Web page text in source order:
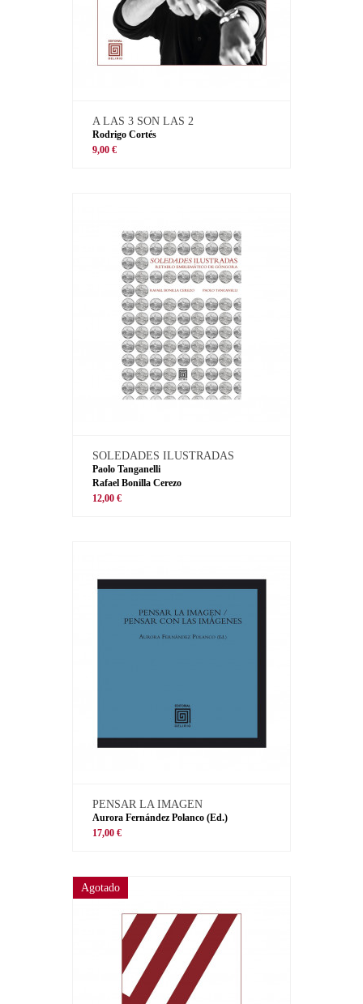
A LAS 3 SON LAS 2
Rodrigo Cortés
9,00 €
SOLEDADES ILUSTRADAS
Paolo Tanganelli
Rafael Bonilla Cerezo
12,00 €
PENSAR LA IMAGEN
Aurora Fernández Polanco (Ed.)
17,00 €
Agotado